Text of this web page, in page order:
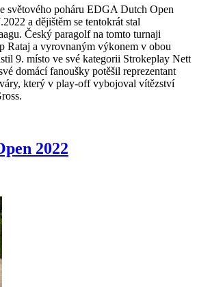
světového poháru EDGA Dutch Open
a dějištěm se tentokrát stal
Český paragolf na tomto turnaji
Rataj a vyrovnaným výkonem v obou
9. místo ve své kategorii Strokeplay Nett
domácí fanoušky potěšil reprezentant
který v play-off vybojoval vítězství
2022